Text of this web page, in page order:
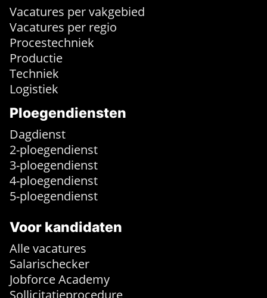
Vacatures per vakgebied
Vacatures per regio
Procestechniek
Productie
Techniek
Logistiek
Ploegendiensten
Dagdienst
2-ploegendienst
3-ploegendienst
4-ploegendienst
5-ploegendienst
Voor kandidaten
Alle vacatures
Salarischecker
Jobforce Academy